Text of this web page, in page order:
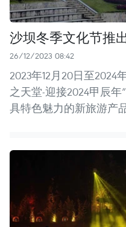
沙坝冬季文化节推
26/12/2023 08:42
2023年12月20日至2024
之天堂-迎接2024甲辰
具特色魅力的新旅游产品